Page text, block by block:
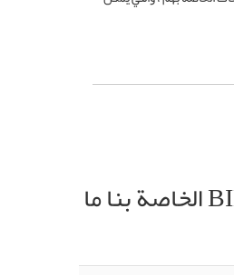
تشمل خدمات إنشاء عائلات عناصر BIM الخاصة بنا ما